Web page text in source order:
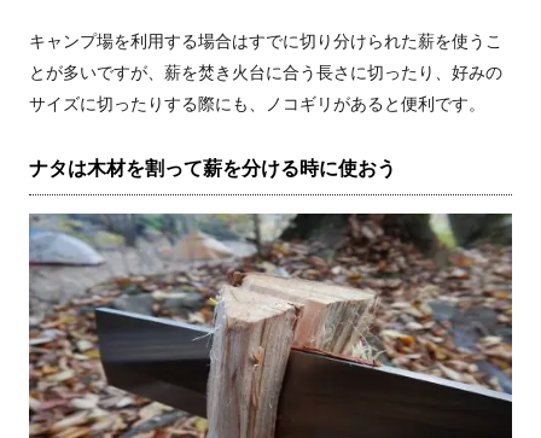
キャンプ場を利用する場合はすでに切り分けられた薪を使うこ
とが多いですが、薪を焚き火台に合う長さに切ったり、好みの
サイズに切ったりする際にも、ノコギリがあると便利です。
ナタは木材を割って薪を分ける時に使おう